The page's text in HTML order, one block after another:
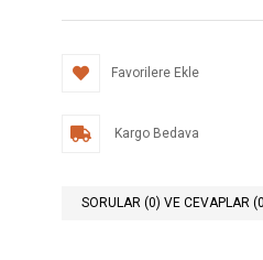
Favorilere Ekle
Kargo Bedava
SORULAR (0) VE CEVAPLAR